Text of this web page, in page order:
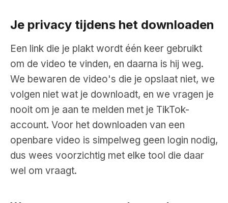
Je privacy tijdens het downloaden
Een link die je plakt wordt één keer gebruikt
om de video te vinden, en daarna is hij weg.
We bewaren de video's die je opslaat niet, we
volgen niet wat je downloadt, en we vragen je
nooit om je aan te melden met je TikTok-
account. Voor het downloaden van een
openbare video is simpelweg geen login nodig,
dus wees voorzichtig met elke tool die daar
wel om vraagt.